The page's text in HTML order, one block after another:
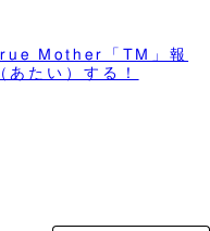
Mother「TM」報
たい）する！